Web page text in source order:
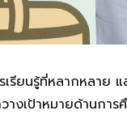
เรียนรู้ที่หลากหลาย
งเป้าหมายด้านกา